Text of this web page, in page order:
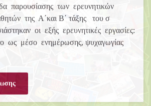
παρουσίασης των ερευνητικών
της Α΄και Β΄ τάξης του σ
οι εξής ερευνητικές εργασίες:
ως μέσο ενημέρωσης, ψυχαγωγίας